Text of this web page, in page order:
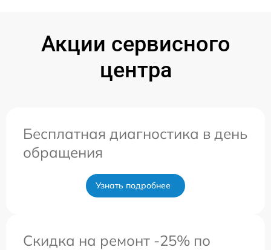
Акции сервисного
центра
Бесплатная диагностика в день
обращения
Узнать подробнее
Скидка на ремонт -25% по